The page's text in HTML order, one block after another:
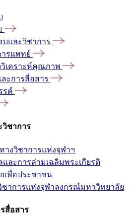
บและวิชาการ
รแพทย์
วิเคราะห์คุณภาพ
ะการสื่อสาร
รค์
วิชาการ
างวิชาการแห่งจุฬาฯ
ละการล่ามเฉลิมพระเกียรติ
เพื่อประชาชน
ชาการแห่งจุฬาลงกรณ์มหาวิทยาลัย
สื่อสาร